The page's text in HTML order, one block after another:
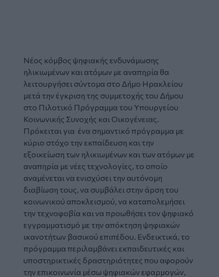
Νέος κόμβος ψηφιακής ενδυνάμωσης
ηλικιωμένων και ατόμων με αναπηρία θα
λειτουργήσει σύντομα στο Δήμο Ηρακλείου
μετά την έγκριση της συμμετοχής του Δήμου
στο Πιλοτικό Πρόγραμμα του Υπουργείου
Κοινωνικής Συνοχής και Οικογένειας.
Πρόκειται για ένα σημαντικό πρόγραμμα με
κύριο στόχο την εκπαίδευση και την
εξοικείωση των ηλικιωμένων και των ατόμων με
αναπηρία με νέες τεχνολογίες, το οποίο
αναμένεται να ενισχύσει την αυτόνομη
διαβίωση τους, να συμβάλει στην άρση του
κοινωνικού αποκλεισμού, να καταπολεμήσει
την τεχνοφοβία και να προωθήσει τον ψηφιακό
εγγραμματισμό με την απόκτηση ψηφιακών
ικανοτήτων βασικού επιπέδου. Ενδεικτικά, το
πρόγραμμα περιλαμβάνει εκπαιδευτικές και
υποστηρικτικές δραστηριότητες που αφορούν
την επικοινωνία μέσω ψηφιακών εφαρμογών,